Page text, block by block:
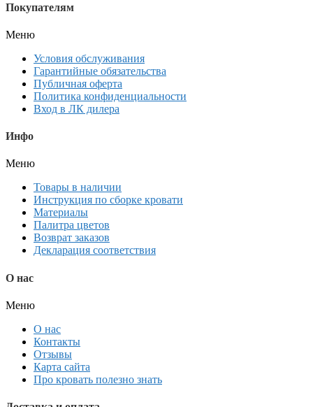
Покупателям
Меню
Условия обслуживания
Гарантийные обязательства
Публичная оферта
Политика конфиденциальности
Вход в ЛК дилера
Инфо
Меню
Товары в наличии
Инструкция по сборке кровати
Материалы
Палитра цветов
Возврат заказов
Декларация соответствия
О нас
Меню
О нас
Контакты
Отзывы
Карта сайта
Про кровать полезно знать